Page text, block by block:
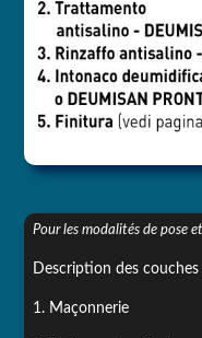
Pour les modalités de pose
Description des
1. Maçonnerie